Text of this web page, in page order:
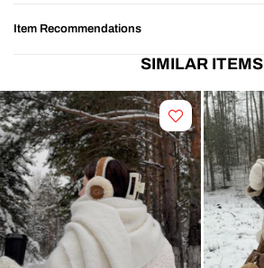
Item Recommendations
SIMILAR ITEMS